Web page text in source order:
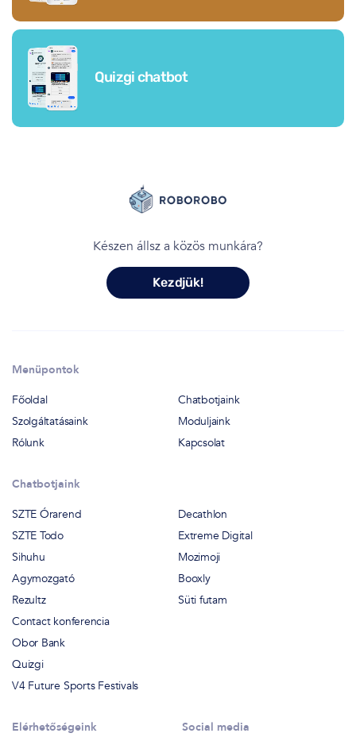
Quizgi chatbot
Készen állsz a közös munkára?
Kezdjük!
Menüpontok
Főoldal
Szolgáltatásaink
Rólunk
Chatbotjaink
Moduljaink
Kapcsolat
Chatbotjaink
SZTE Órarend
SZTE Todo
Sihuhu
Agymozgató
Rezultz
Decathlon
Extreme Digital
Mozimoji
Booxly
Süti futam
Contact konferencia
Obor Bank
Quizgi
V4 Future Sports Festivals
Elérhetőségeink Social media